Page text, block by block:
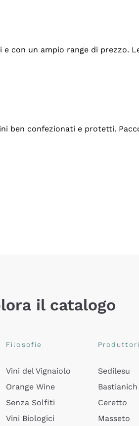
un ampio range di prezzo.
ben confezionati e protetti.
il catalogo
Filosofie
Vini del Vignaiolo
Orange Wine
Senza Solfiti
Vini Biologici
Sedilesu
Bastianich
Ceretto
Masseto